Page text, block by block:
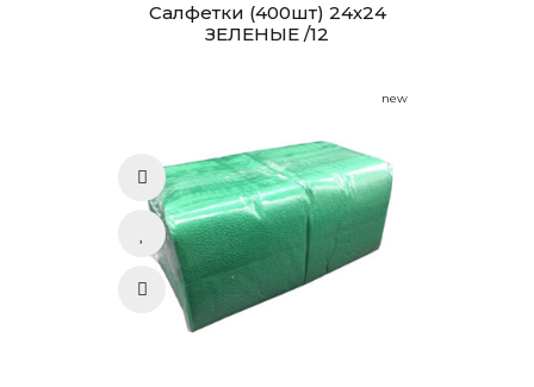
Салфетки (400шт) 24х24
ЗЕЛЕНЫЕ /12
new